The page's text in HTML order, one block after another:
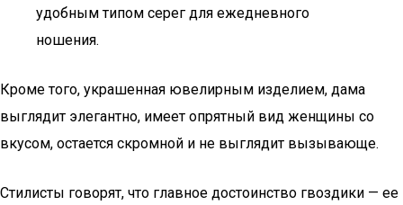
удобным типом серег для ежедневного
ношения.
Кроме того, украшенная ювелирным изделием, дама
выглядит элегантно, имеет опрятный вид женщины со
вкусом, остается скромной и не выглядит вызывающе.
Стилисты говорят, что главное достоинство гвоздики — ее